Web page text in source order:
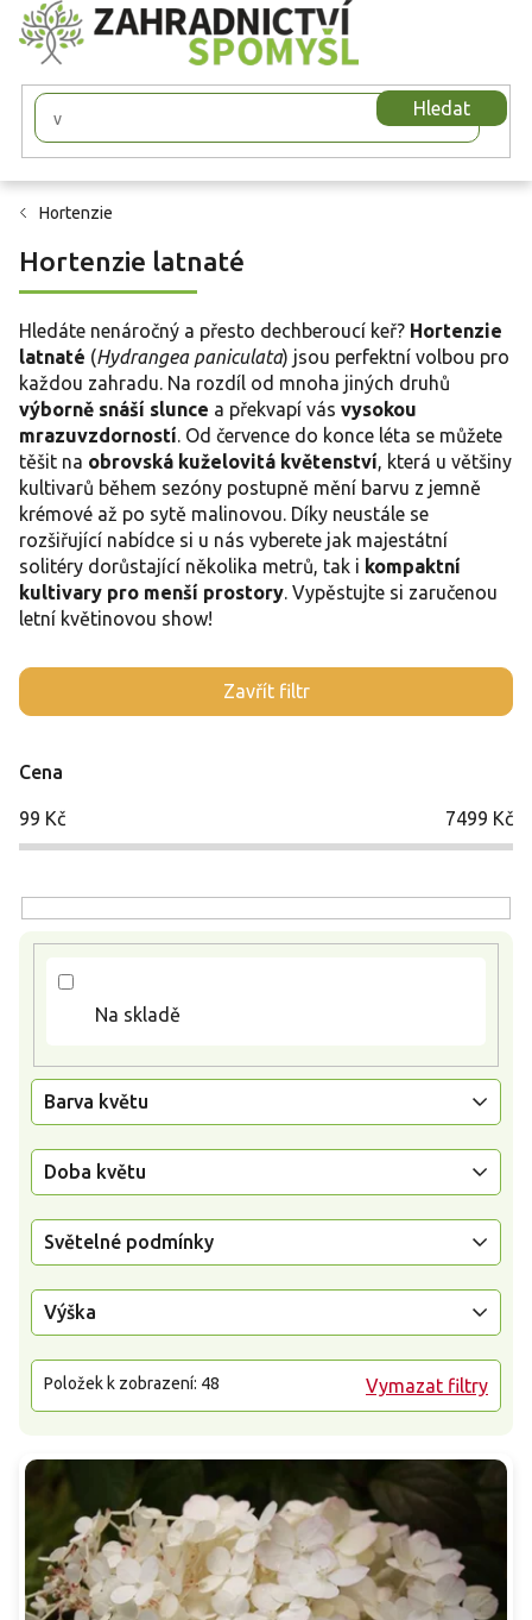
Přejít
na
obsah
Hledat
Hortenzie
Hortenzie latnaté
Hledáte nenáročný a přesto dechberoucí keř? Hortenzie
latnaté (Hydrangea paniculata) jsou perfektní volbou pro
každou zahradu. Na rozdíl od mnoha jiných druhů
výborně snáší slunce a překvapí vás vysokou
mrazuvzdorností . Od července do konce léta se můžete
těšit na obrovská kuželovitá květenství , která u většiny
kultivarů během sezóny postupně mění barvu z jemně
krémové až po sytě malinovou. Díky neustále se
rozšiřující nabídce si u nás vyberete jak majestátní
solitéry dorůstající několika metrů, tak i kompaktní
kultivary pro menší prostory . Vypěstujte si zaručenou
letní květinovou show!
Zavřít filtr
Cena
99 Kč 7499 Kč
Na skladě
Barva květu
Doba květu
Světelné podmínky
Výška
Vymazat filtry
Položek k zobrazení: 48
V
ý
s
p
u